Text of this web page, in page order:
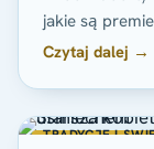
jakie są
Czytaj dalej →
TRADYCJE I